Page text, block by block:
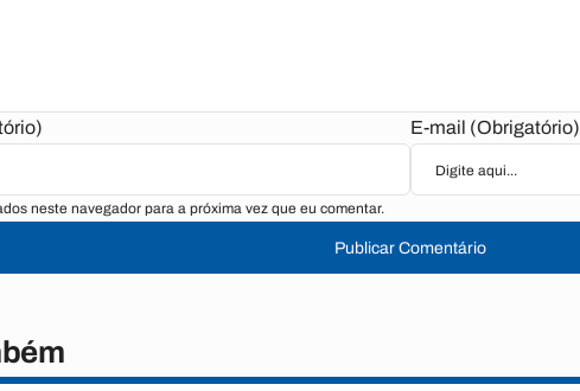
E-mail (Obrigatório)
neste navegador para a próxima vez que eu comentar.
Publicar Comentário